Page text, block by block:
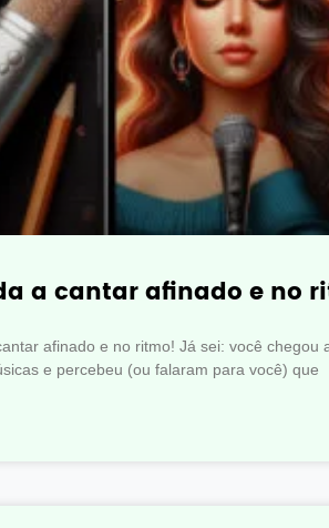
a cantar afinado e no
afinado e no ritmo! Já sei: você chegou
e percebeu (ou falaram para você) que